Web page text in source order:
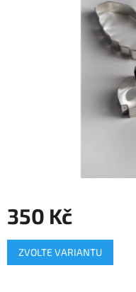
z
5
hvězdiček.
350 Kč
Měrná
cena:
ZVOLTE VARIANTU